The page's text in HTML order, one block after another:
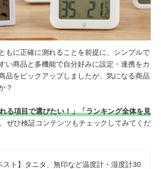
もに正確に測れることを前提に、シンプルで
い商品と多機能で自分好みに設定・連携をカ
品をピックアップしましたが、気になる商品
？
る項目で選びたい！」「ランキング全体を見
ぜひ検証コンテンツもチェックしてみてくだ
スト】タニタ、無印など温度計・湿度計30